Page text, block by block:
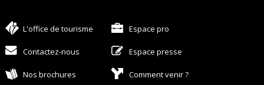
L'office de tourisme Espace pro
Contactez-nous Espace presse
Nos brochures Comment venir ?